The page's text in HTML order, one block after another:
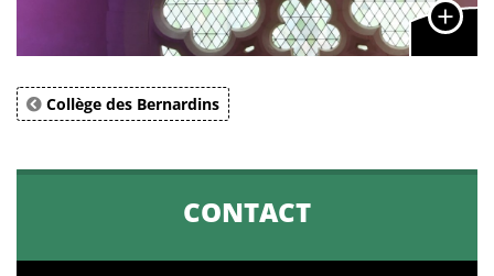
Collège des Bernardins
CONTACT